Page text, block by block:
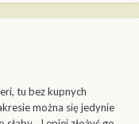
tu bez kupnych
można się jedynie